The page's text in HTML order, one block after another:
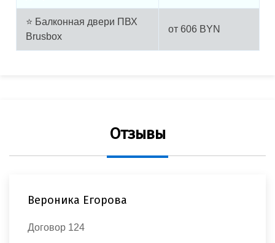
⭐ Балконная двери ПВХ
Brusbox
от 606 BYN
Отзывы